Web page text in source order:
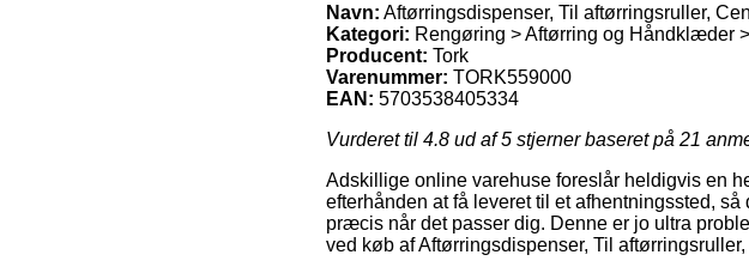
Navn: Aftørringsdispenser, Til aftørringsruller,
Kategori: Rengøring > Aftørring og Håndklæder
Producent: Tork
Varenummer: TORK559000
EAN: 5703538405334
Vurderet til 4.8 ud af 5 stjerner baseret på 21
Adskillige online varehuse foreslår heldigvis en
efterhånden at få leveret til et afhentningssted,
præcis når det passer dig. Denne er jo ultra
ved køb af Aftørringsdispenser, Til